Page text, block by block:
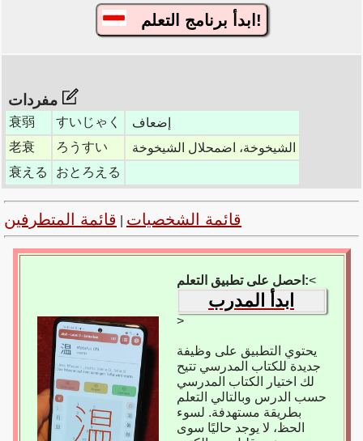
ابدأ برنامج التعلم!
衰弱 すいじゃく
إضعاف
老衰
ろうすい
الشيخوخة، اضمحلال الشيخوخة
衰える
おとろえる
قائمة الشخصيات قائمة المتطرفين
احصل على تطبيق التعلم:<
ابدأ المدرب
>
يحتوي التطبيق على وظيفة
جديدة للكتاب المدرسي تتيح
لك اختيار الكتاب المدرسي
حسب الدرس وبالتالي التعلم
بطريقة مستهدفة. لسوء
الحظ، لا يوجد حاليًا سوى